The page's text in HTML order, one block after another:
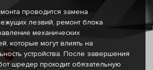
проводится замена
лезвий, ремонт блока
механических
которые могут влиять на
устройства. После завершения
шредер проходит обязательную